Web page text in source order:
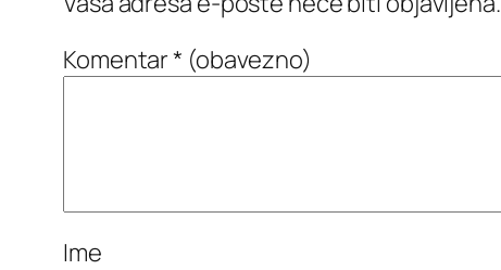
Komentar* (obavezno)
Ime